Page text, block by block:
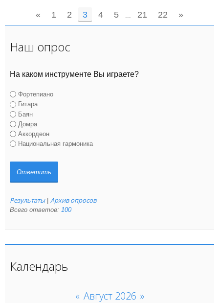
« 1 2 3 4 5 ... 21 22 »
Наш опрос
На каком инструменте Вы играете?
Фортепиано
Гитара
Баян
Домра
Аккордеон
Национальная гармоника
Результаты| Архив опросов
Всего ответов: 100
Календарь
« Август 2026 »